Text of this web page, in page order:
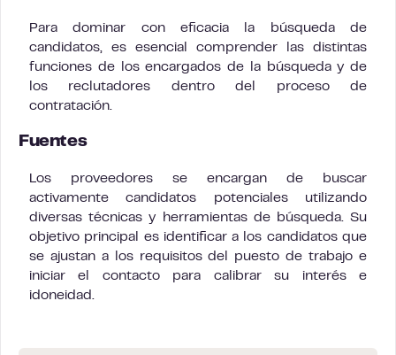
Para dominar con eficacia la búsqueda de
candidatos, es esencial comprender las distintas
funciones de los encargados de la búsqueda y de
los reclutadores dentro del proceso de
contratación.
Fuentes
Los proveedores se encargan de buscar
activamente candidatos potenciales utilizando
diversas técnicas y herramientas de búsqueda. Su
objetivo principal es identificar a los candidatos que
se ajustan a los requisitos del puesto de trabajo e
iniciar el contacto para calibrar su interés e
idoneidad.